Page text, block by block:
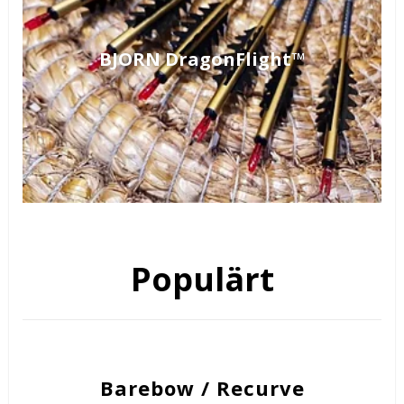
BJORN DragonFlight™
Populärt
Barebow / Recurve